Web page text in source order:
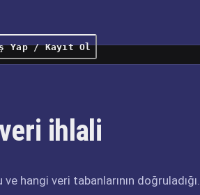
Yap / Kayıt Ol
ihlali
ve hangi veri tabanlarının doğruladığı.